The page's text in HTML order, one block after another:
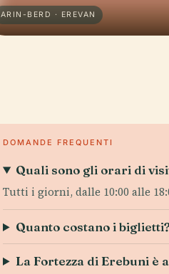
ARIN-BERD · EREVAN
DOMANDE FREQUENTI
Quali sono gli orari di
Tutti i giorni, dalle 10:00 alle
Quanto costano i
La Fortezza di Erebuni è